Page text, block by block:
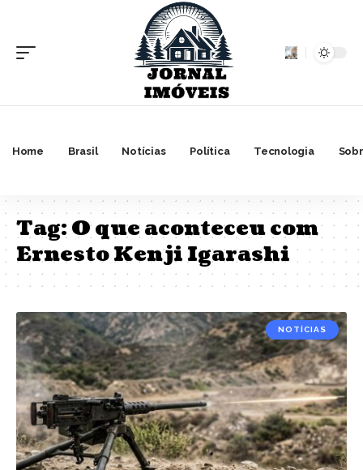
Home Brasil Notícias Política Tecnologia
Tag:O que aconteceu com
Ernesto Kenji Igarashi
NOTÍCIAS